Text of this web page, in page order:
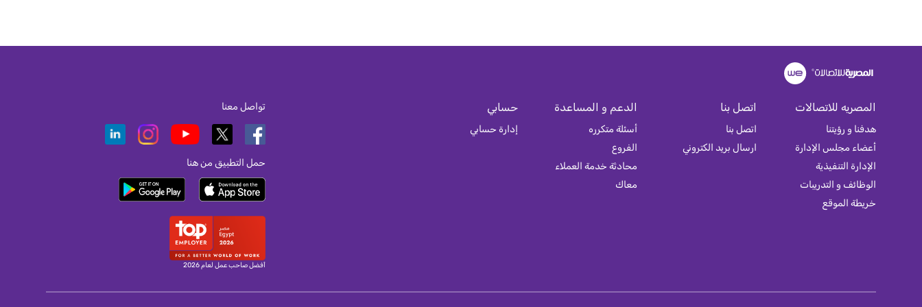
المصريه للاتصالات
هدفنا و رؤيتنا
أعضاء مجلس الإدارة
الإدارة التنفيذية
الوظائف و التدريبات
خريطة الموقع
اتصل بنا
اتصل بنا
ارسال بريد الكتروني
الدعم و المساعدة
أسئلة متكرره
الفروع
محادثة خدمة العملاء
معاك
حسابي
إدارة حسابي
تواصل معنا
حمل التطبيق من هنا
أفضل صاحب عمل لعام 2026